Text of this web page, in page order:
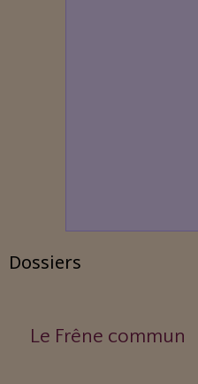
Dossiers
Le Frêne commun